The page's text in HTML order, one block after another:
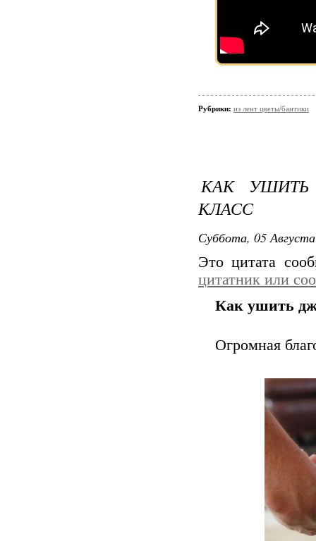
Рубрики: из лент цветы/бантики
КАК
КЛАСС
Суббота, 05
Это цитата
цитатник или
Как ушить
Огромная